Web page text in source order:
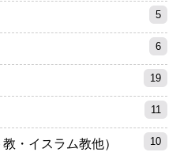
5
6
19
11
・イスラム教他） 10